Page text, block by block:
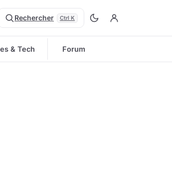
Rechercher Ctrl K
& Tech Forum